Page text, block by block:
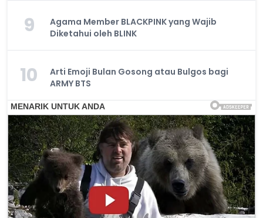
9
Agama Member BLACKPINK yang Wajib
Diketahui oleh BLINK
10
Arti Emoji Bulan Gosong atau Bulgos bagi
ARMY BTS